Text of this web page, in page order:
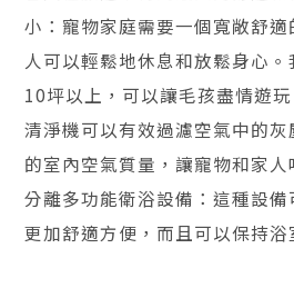
小：寵物家庭需要一個寬敞舒
人可以輕鬆地休息和放鬆身心
10坪以上，可以讓毛孩盡情遊
清淨機可以有效過濾空氣中的
的室內空氣質量，讓寵物和家
分離多功能衛浴設備：這種設
更加舒適方便，而且可以保持浴